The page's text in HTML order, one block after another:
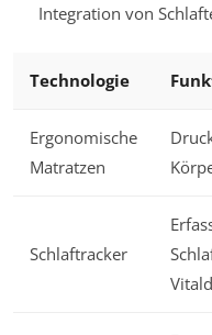
Integration von
Technologie
Ergonomische
Matratzen
Schlaftracker